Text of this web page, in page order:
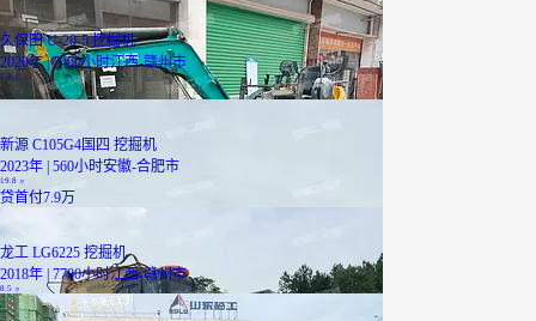
久保田 U-20-5 挖掘机
2020年 | 7400小时江西-赣州市
7.9
新源 C105G4国四 挖掘机
2023年 | 560小时安徽-合肥市
19.8 万
贷首付7.9万
龙工 LG6225 挖掘机
2018年 | 7700小时江西-赣州市
8.5 万